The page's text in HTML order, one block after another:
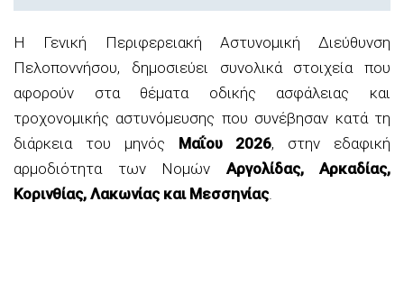
Η Γενική Περιφερειακή Αστυνομική Διεύθυνση
Πελοποννήσου, δημοσιεύει συνολικά στοιχεία που
αφορούν στα θέματα οδικής ασφάλειας και
τροχονομικής αστυνόμευσης που συνέβησαν κατά τη
διάρκεια του μηνός Μαΐου 2026, στην εδαφική
αρμοδιότητα των Νομών Αργολίδας, Αρκαδίας,
Κορινθίας, Λακωνίας και Μεσσηνίας.